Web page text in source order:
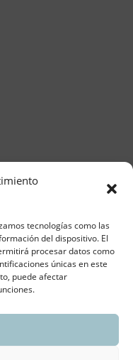
tecnologías como las
del dispositivo. El
procesar datos como
únicas en este
puede afectar
DE